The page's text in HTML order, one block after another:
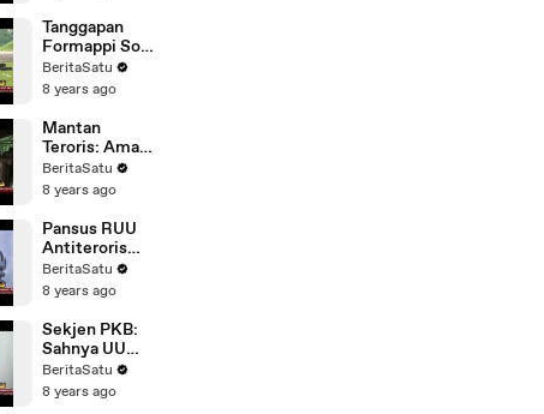
Facebook
Tanggapan
Formappi Soal
Kembalinya
Koopsusgab
BeritaSatu
8 years ago
Mantan
Teroris: Aman
Abdurrahman
Sangat
BeritaSatu
8 years ago
Pansus RUU
Antiterorisme
Selesai Rabu
Depan
BeritaSatu
8 years ago
Sekjen PKB:
Sahnya UU
Terorisme
Akan Bantu
BeritaSatu
8 years ago